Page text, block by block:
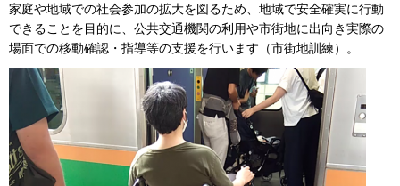
家庭や地域での社会参加の拡大を図るため、地域で安全確実に行動
できることを目的に、公共交通機関の利用や市街地に出向き実際の
場面での移動確認・指導等の支援を行います（市街地訓練）。